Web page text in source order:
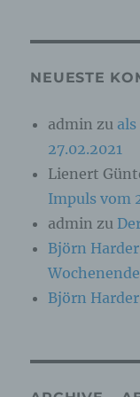
NEUESTE
admin zu
27.02.2021
Lienert
Impuls vom
admin zu
Björn Harder
Wochenende
Björn Harder
physischen,
sozialen
b)
Betroffene
werden.
c)